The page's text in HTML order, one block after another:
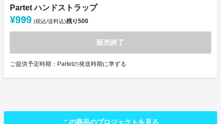
Partet ハンドストラップ
¥999 (税込/送料込)残り500
販売終了
ご提供予定時期：Partetの発送時期に準ずる
この商品のプロジェクトを見る